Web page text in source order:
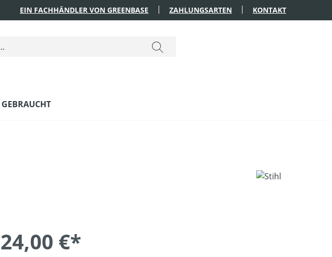
EIN FACHHÄNDLER VON GREENBASE ZAHLUNGSARTEN KONTAKT
GEBRAUCHT
24,00 €*